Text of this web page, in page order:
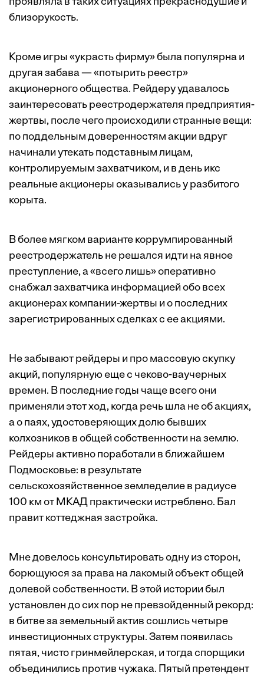
близорукость.
Кроме игры «украсть фирму» была популярна и
другая забава — «потырить реестр»
акционерного общества. Рейдеру удавалось
заинтересовать реестродержателя предприятия-
жертвы, после чего происходили странные вещи:
по поддельным доверенностям акции вдруг
начинали утекать подставным лицам,
контролируемым захватчиком, и в день икс
реальные акционеры оказывались у разбитого
корыта.
В более мягком варианте коррумпированный
реестродержатель не решался идти на явное
преступление, а «всего лишь» оперативно
снабжал захватчика информацией обо всех
акционерах компании-жертвы и о последних
зарегистрированных сделках с ее акциями.
Не забывают рейдеры и про массовую скупку
акций, популярную еще с чеково-ваучерных
времен. В последние годы чаще всего они
применяли этот ход, когда речь шла не об акциях,
а о паях, удостоверяющих долю бывших
колхозников в общей собственности на землю.
Рейдеры активно поработали в ближайшем
Подмосковье: в результате
сельскохозяйственное земледелие в радиусе
100 км от МКАД практически истреблено. Бал
правит коттеджная застройка.
Мне довелось консультировать одну из сторон,
борющуюся за права на лакомый объект общей
долевой собственности. В этой истории был
установлен до сих пор не превзойденный рекорд:
в битве за земельный актив сошлись четыре
инвестиционных структуры. Затем появилась
пятая, чисто гринмейлерская, и тогда спорщики
объединились против чужака. Пятый претендент